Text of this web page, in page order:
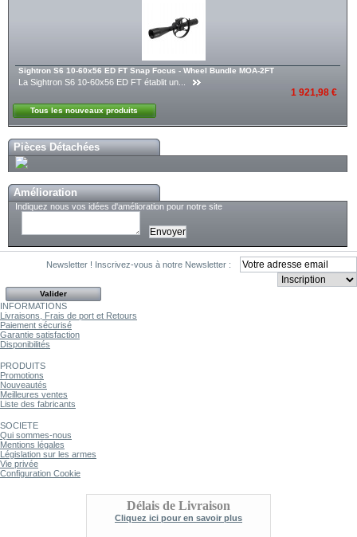
Sightron S6 10-60x56 ED FT Snap Focus - Wheel Bundle MOA-2FT
La Sightron S6 10-60x56 ED FT établit un...
1 921,98 €
Tous les nouveaux produits
Pièces Détachées
Amélioration
Indiquez nous vos idées d'amélioration pour notre site
Newsletter ! Inscrivez-vous à notre Newsletter :
INFORMATIONS
Livraisons, Frais de port et Retours
Paiement sécurisé
Garantie satisfaction
Disponibilités
PRODUITS
Promotions
Nouveautés
Meilleures ventes
Liste des fabricants
SOCIETE
Qui sommes-nous
Mentions légales
Législation sur les armes
Vie privée
Configuration Cookie
Délais de Livraison
Cliquez ici pour en savoir plus